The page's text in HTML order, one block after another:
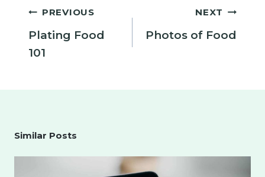
PostPREVIOUS
Plating Food
101
NEXT
Photos of Food
Similar Posts